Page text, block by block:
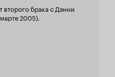
второго брака с Дэнни
2005).